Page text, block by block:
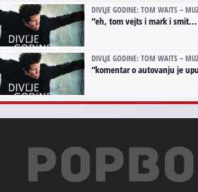
DIVLJE GODINE: TOM WAITS –
“eh, tom vejts i mark i smit... ljudi koji bi muzici
DIVLJE GODINE: TOM WAITS –
“komentar o autovanju je upućen Aci, i odnosi